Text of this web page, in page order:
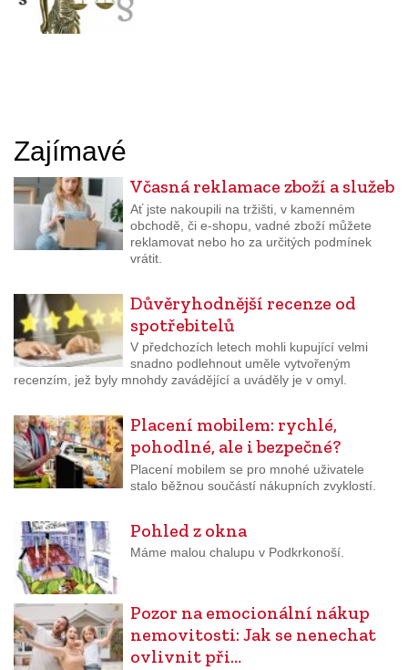
Zajímavé
Včasná reklamace zboží a služeb
Ať jste nakoupili na tržišti, v kamenném
obchodě, či e-shopu, vadné zboží můžete
reklamovat nebo ho za určitých podmínek
vrátit.
Důvěryhodnější recenze od
spotřebitelů
V předchozích letech mohli kupující velmi
snadno podlehnout uměle vytvořeným
recenzím, jež byly mnohdy zavádějící a uváděly je v omyl.
Placení mobilem: rychlé,
pohodlné, ale i bezpečné?
Placení mobilem se pro mnohé uživatele
stalo běžnou součástí nákupních zvyklostí.
Pohled z okna
Máme malou chalupu v Podkrkonoší.
Pozor na emocionální nákup
nemovitosti: Jak se nenechat
ovlivnit při…